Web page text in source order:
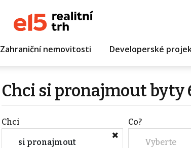
Zahraniční nemovitosti Developerské
Chci si pronajmout byty
Chci
si pronajmout
Co?
Vyberte